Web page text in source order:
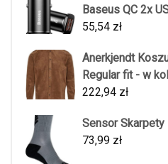
Baseus QC 2x
55,54 zł
Anerkjendt
Regular fit - w
222,94 zł
Sensor
73,99 zł